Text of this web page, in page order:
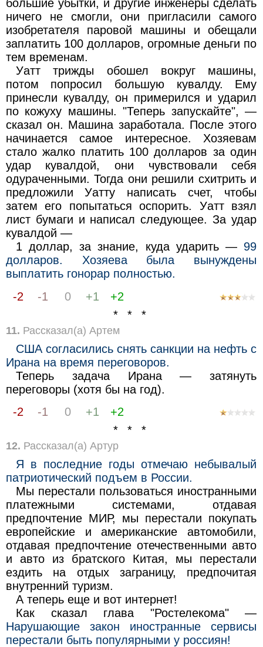
большие убытки, и другие инженеры сделать
ничего не смогли, они пригласили самого
изобретателя паровой машины и обещали
заплатить 100 долларов, огромные деньги по
тем временам.
Уатт трижды обошел вокруг машины,
потом попросил большую кувалду. Ему
принесли кувалду, он примерился и ударил
по кожуху машины. "Теперь запускайте", —
сказал он. Машина заработала. После этого
начинается самое интересное. Хозяевам
стало жалко платить 100 долларов за один
удар кувалдой, они чувствовали себя
одураченными. Тогда они решили схитрить и
предложили Уатту написать счет, чтобы
затем его попытаться оспорить. Уатт взял
лист бумаги и написал следующее. За удар
кувалдой —
1 доллар, за знание, куда ударить — 99
долларов. Хозяева была вынуждены
выплатить гонорар полностью.
-2
-1 0 +1
+2
* * *
11. Рассказал(а) Артем
США согласились снять санкции на нефть с
Ирана на время переговоров.
Теперь задача Ирана — затянуть
переговоры (хотя бы на год).
-2
-1 0 +1
+2
* * *
12. Рассказал(а) Артур
Я в последние годы отмечаю небывалый
патриотический подъем в России.
Мы перестали пользоваться иностранными
платежными системами, отдавая
предпочтение МИР, мы перестали покупать
европейские и американские автомобили,
отдавая предпочтение отечественными авто
и авто из братского Китая, мы перестали
ездить на отдых заграницу, предпочитая
внутренний туризм.
А теперь еще и вот интернет!
Как сказал глава "Ростелекома" —
Нарушающие закон иностранные сервисы
перестали быть популярными у россиян!